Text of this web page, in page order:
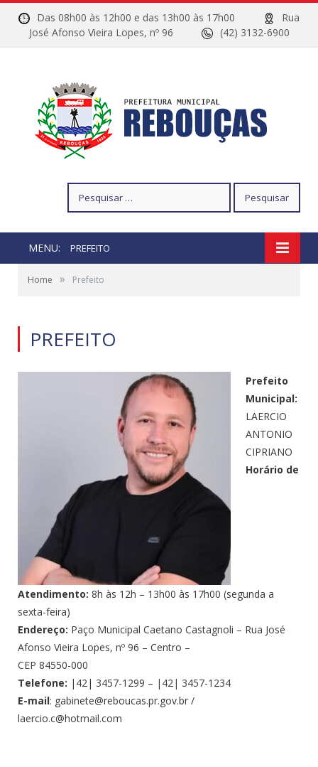
Das 08h00 às 12h00 e das 13h00 às 17h00
Rua
José Afonso Vieira Lopes, nº 96
(42) 3132-6900
por:
MENU: PREFEITO
Home » Prefeito
PREFEITO
Prefeito
Municipal:
LAERCIO
ANTONIO
CIPRIANO
Horário de
Atendimento: 8h às 12h – 13h00 às 17h00 (segunda a
sexta-feira)
Endereço: Paço Municipal Caetano Castagnoli – Rua José
Afonso Vieira Lopes, nº 96 – Centro –
CEP 84550-000
Telefone: |42| 3457-1299 – |42| 3457-1234
E-mail: gabinete@reboucas.pr.gov.br /
laercio.c@hotmail.com